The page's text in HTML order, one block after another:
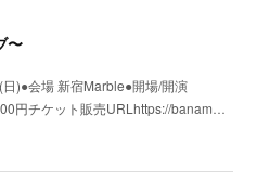
〜
)●会場 新宿Marble●開場/開演
円チケット販売URLhttps://banam…